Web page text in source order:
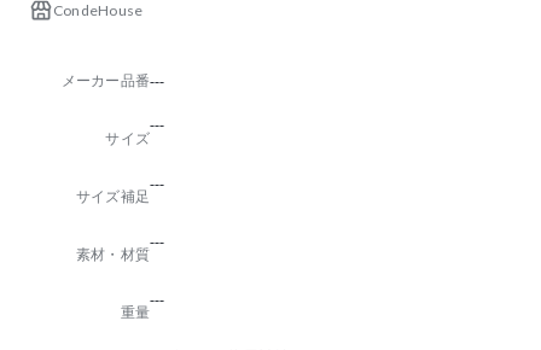
CondeHouse
メーカー品番---
サイズ
---
サイズ補足
---
素材・材質
---
重量
---